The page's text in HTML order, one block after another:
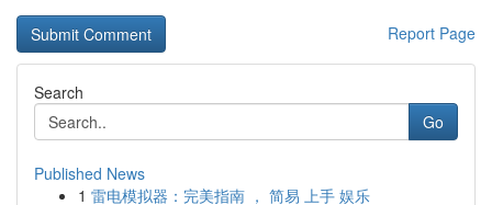
Report Page
Search
Go
Published News
1 雷电模拟器：完美指南 ， 简易 上手 娱乐